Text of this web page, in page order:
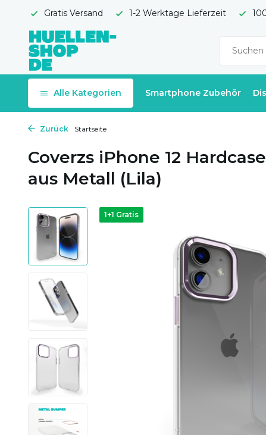
Gratis Versand 1-2 Werktage Lieferzeit
Alle Kategorien Smartphone Zubehör
Zurück Startseite
Coverzs iPhone 12
aus Metall (Lila)
1+1 Gratis